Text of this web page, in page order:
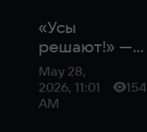
«Усы
решают!» —
интервью с
создателем
российского
May 28,
2026, 11:01
AM
154